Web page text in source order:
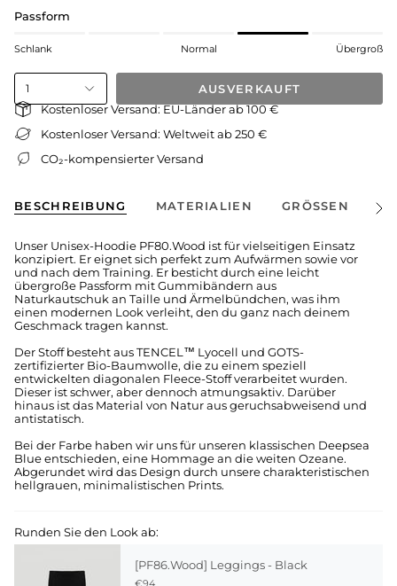
Passform
Schlank Normal Übergroß
1 AUSVERKAUFT
Kostenloser Versand: EU-Länder ab 100 €
Kostenloser Versand: Weltweit ab 250 €
CO₂-kompensierter Versand
BESCHREIBUNG MATERIALIEN GRÖSSEN
Alle
Unser Unisex-Hoodie PF80.Wood ist für vielseitigen Einsatz
konzipiert. Er eignet sich perfekt zum Aufwärmen sowie vor
und nach dem Training. Er besticht durch eine leicht
übergroße Passform mit Gummibändern aus
Naturkautschuk an Taille und Ärmelbündchen, was ihm
einen modernen Look verleiht, den du ganz nach deinem
Geschmack tragen kannst.
Der Stoff besteht aus TENCEL™ Lyocell und GOTS-
zertifizierter Bio-Baumwolle, die zu einem speziell
entwickelten diagonalen Fleece-Stoff verarbeitet wurden.
Dieser ist schwer, aber dennoch atmungsaktiv. Darüber
hinaus ist das Material von Natur aus geruchsabweisend und
antistatisch.
Bei der Farbe haben wir uns für unseren klassischen Deepsea
Blue entschieden, eine Hommage an die weiten Ozeane.
Abgerundet wird das Design durch unsere charakteristischen
hellgrauen, minimalistischen Prints.
Runden Sie den Look ab:
[PF86.Wood] Leggings - Black
€94